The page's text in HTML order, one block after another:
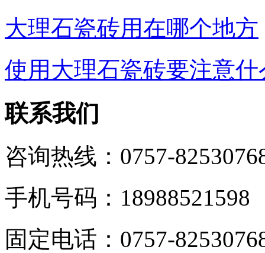
大理石瓷砖用在哪个地方
使用大理石瓷砖要注意什
联系我们
咨询热线：0757-
手机号码：18988521598
固定电话：0757-